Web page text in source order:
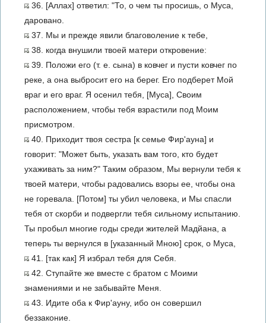
36. [Аллах] ответил: "То, о чем ты просишь, о Муса,
даровано.
37. Мы и прежде явили благоволение к тебе,
38. когда внушили твоей матери откровение:
39. Положи его (т. е. сына) в ковчег и пусти ковчег по
реке, а она выбросит его на берег. Его подберет Мой
враг и его враг. Я осенил тебя, [Муса], Своим
расположением, чтобы тебя взрастили под Моим
присмотром.
40. Приходит твоя сестра [к семье Фир'ауна] и
говорит: "Может быть, указать вам того, кто будет
ухаживать за ним?" Таким образом, Мы вернули тебя к
твоей матери, чтобы радовались взоры ее, чтобы она
не горевала. [Потом] ты убил человека, и Мы спасли
тебя от скорби и подвергли тебя сильному испытанию.
Ты пробыл многие годы среди жителей Мадйана, а
теперь ты вернулся в [указанный Мною] срок, о Муса,
41. [так как] Я избрал тебя для Себя.
42. Ступайте же вместе с братом с Моими
знамениями и не забывайте Меня.
43. Идите оба к Фир'ауну, ибо он совершил
беззаконие.